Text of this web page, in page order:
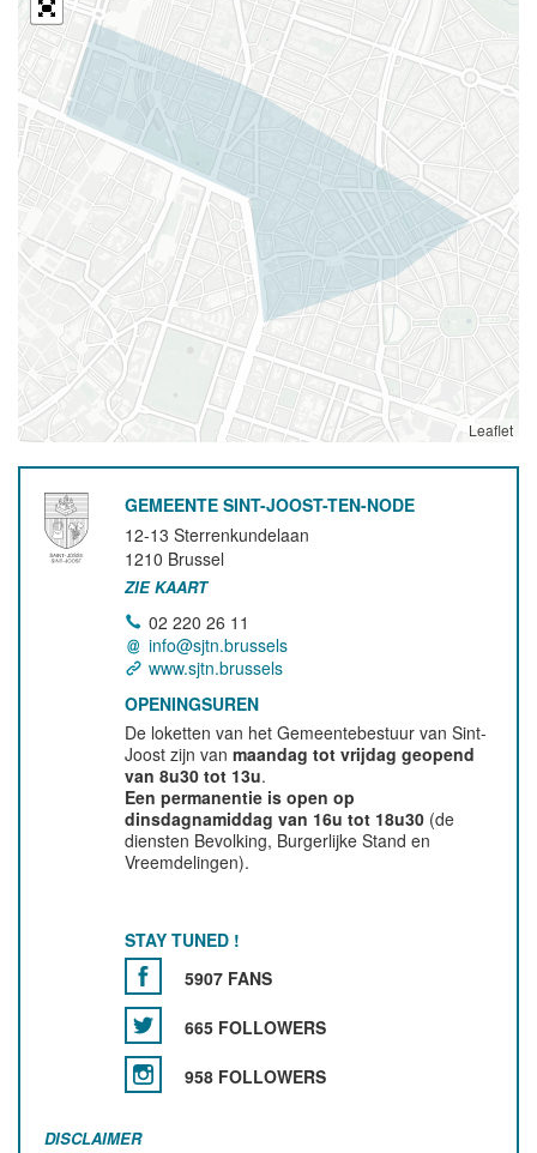
Leaflet
GEMEENTE SINT-JOOST-TEN-NODE
12-13 Sterrenkundelaan
1210 Brussel
ZIE KAART
02 220 26 11
info@sjtn.brussels
www.sjtn.brussels
OPENINGSUREN
De loketten van het Gemeentebestuur van Sint-
Joost zijn vanmaandag tot vrijdag geopend
van 8u30 tot 13u.
Een permanentie is open op
dinsdagnamiddag van 16u tot 18u30 (de
diensten Bevolking, Burgerlijke Stand en
Vreemdelingen).
STAY TUNED !
5907 FANS
665 FOLLOWERS
958 FOLLOWERS
DISCLAIMER